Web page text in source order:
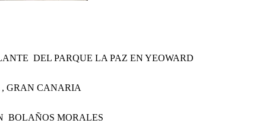
DEL PARQUE LA PAZ EN YEOWARD
GRAN CANARIA
BOLAÑOS MORALES